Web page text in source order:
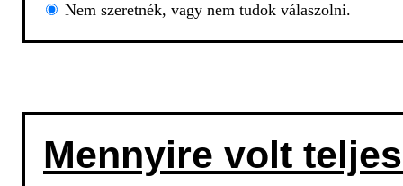
Nem szeretnék, vagy nem tudok válaszolni.
Mennyire volt